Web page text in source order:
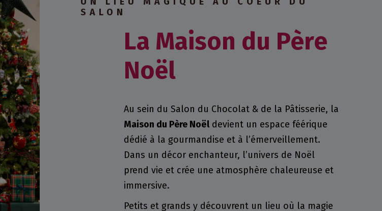
SALON
La Maison du Père
Noël
Au sein du Salon du Chocolat & de la Pâtisserie, la
Maison du Père Noëldevient un espace féérique
dédié à la gourmandise et à l’émerveillement.
Dans un décor enchanteur, l’univers de Noël
prend vie et crée une atmosphère chaleureuse et
immersive.
Petits et grands y découvrent un lieu où la magie